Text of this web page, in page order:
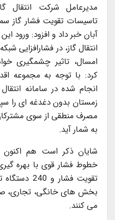
مدیرعامل شرکت انتقال
تاسیسات تقویت فشار گاز
آبان خبر داد و افزود: ورود
انتقال گاز، در فشارافزایی
امسال، تاثیر چشمگیری
کرد: با توجه به مجموعه
انجام شده در سامانه
زمستان بدون دغدغه ای را
مصرف منطقی از سوی
به شمار آید.
تقویت فشار
بخش های خانگی، تجاری،
می کنند.